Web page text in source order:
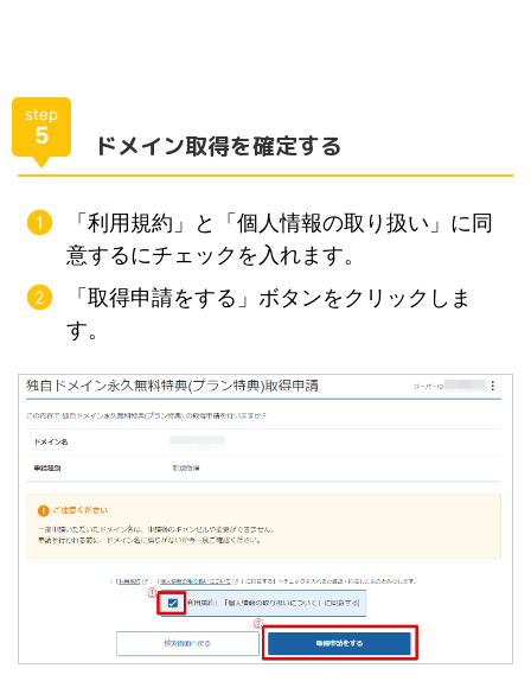
step
5 ドメイン取得を確定する
「利用規約」と「個人情報の取り扱い」に同
意するにチェックを入れます。
「取得申請をする」ボタンをクリックしま
す。